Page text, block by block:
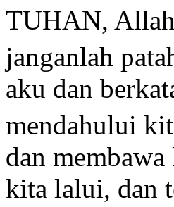
TUHAN, Allah
janganlah
aku dan
mendahului
dan
kita lalui, dan